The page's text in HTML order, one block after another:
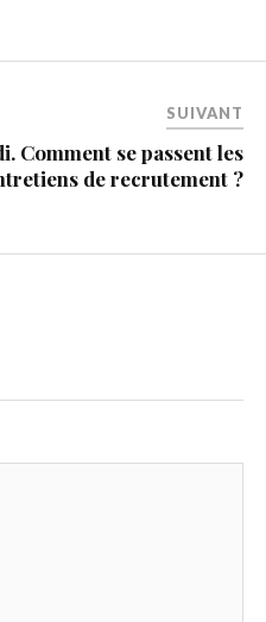
SUIVANT
Comment se passent les
de recrutement ?